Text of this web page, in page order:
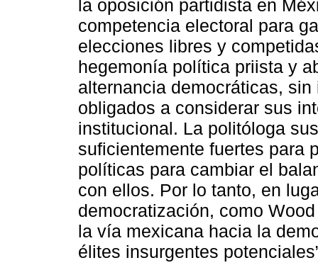
la oposición partidista en
competencia electoral para
elecciones libres y
hegemonía política priista y
alternancia democráticas,
obligados a considerar sus
institucional. La politóloga
suficientemente fuertes para
políticas para cambiar el
con ellos. Por lo tanto, en
democratización, como
la vía mexicana hacia la
élites insurgentes